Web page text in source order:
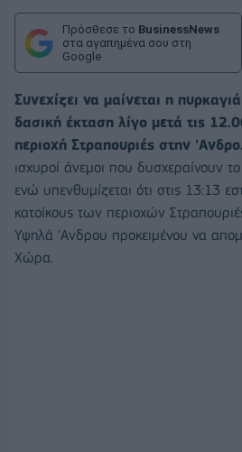
Πρόσθεσε το BusinessNews
στα αγαπημένα σου στη
Google
Συνεχίζει να μαίνεται η
δασική έκταση λίγο μετά τις
περιοχή Στραπουριές στην 'Ανδρο.
ισχυροί άνεμοι που δυσχεραίνουν
ενώ υπενθυμίζεται ότι στις 13:13
κατοίκους των περιοχών
Υψηλά 'Ανδρου προκειμένου να
Χώρα.